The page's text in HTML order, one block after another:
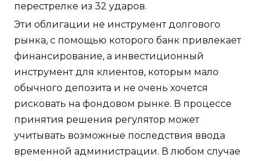
перестрелке из 32 ударов.
Эти облигации не инструмент долгового
рынка, с помощью которого банк привлекает
финансирование, а инвестиционный
инструмент для клиентов, которым мало
обычного депозита и не очень хочется
рисковать на фондовом рынке. В процессе
принятия решения регулятор может
учитывать возможные последствия ввода
временной администрации. В любом случае